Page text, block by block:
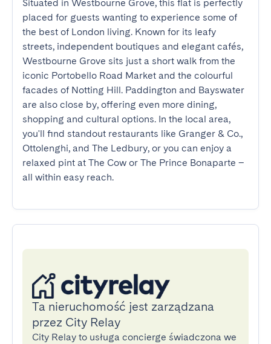
Situated in Westbourne Grove, this flat is perfectly
placed for guests wanting to experience some of
the best of London living. Known for its leafy
streets, independent boutiques and elegant cafés,
Westbourne Grove sits just a short walk from the
iconic Portobello Road Market and the colourful
facades of Notting Hill. Paddington and Bayswater
are also close by, offering even more dining,
shopping and cultural options. In the local area,
you'll find standout restaurants like Granger & Co.,
Ottolenghi, and The Ledbury, or you can enjoy a
relaxed pint at The Cow or The Prince Bonaparte –
all within easy reach.
Ta nieruchomość jest zarządzana
przez City Relay
City Relay to usługa concierge świadczona we